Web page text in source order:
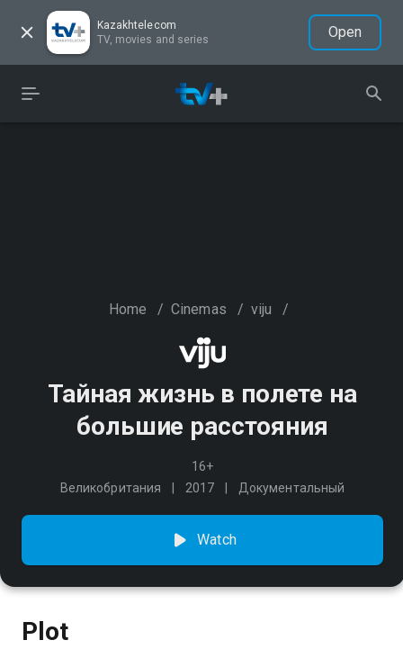
Kazakhtelecom
TV, movies and series
Open
Home / Cinemas / viju /
Тайная жизнь в полете на
большие расстояния
16+
Великобритания
2017 Документальный
Watch
Plot